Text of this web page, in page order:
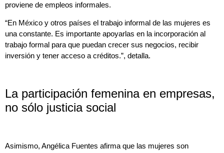
proviene de empleos informales.
“En México y otros países el trabajo informal de las mujeres es
una constante. Es importante apoyarlas en la incorporación al
trabajo formal para que puedan crecer sus negocios, recibir
inversión y tener acceso a créditos.”, detalla.
La participación femenina en empresas,
no sólo justicia social
Asimismo, Angélica Fuentes afirma que las mujeres son